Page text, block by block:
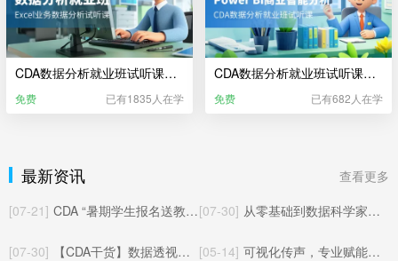
CDA数据分析就业班试听课——Excel业务数据分析（更新于2025年06月）
免费 已有1835人在学
CDA数据分析就业班试听课——Power BI商业智能分析
免费 已有682人在学
最新资讯
查看更多
[07-21] CDA “暑期学生报名送教材” 活动已开启！ [07-30] 从零基础到数据科学家：CDA三本官方教材全解读
[07-30] 【CDA干货】数据透视表数据批量对应匹配其他工作表的方法与实操应用 [05-14] 可视化传声，专业赋能：CDA数据分析师玩转统计制图核心价值